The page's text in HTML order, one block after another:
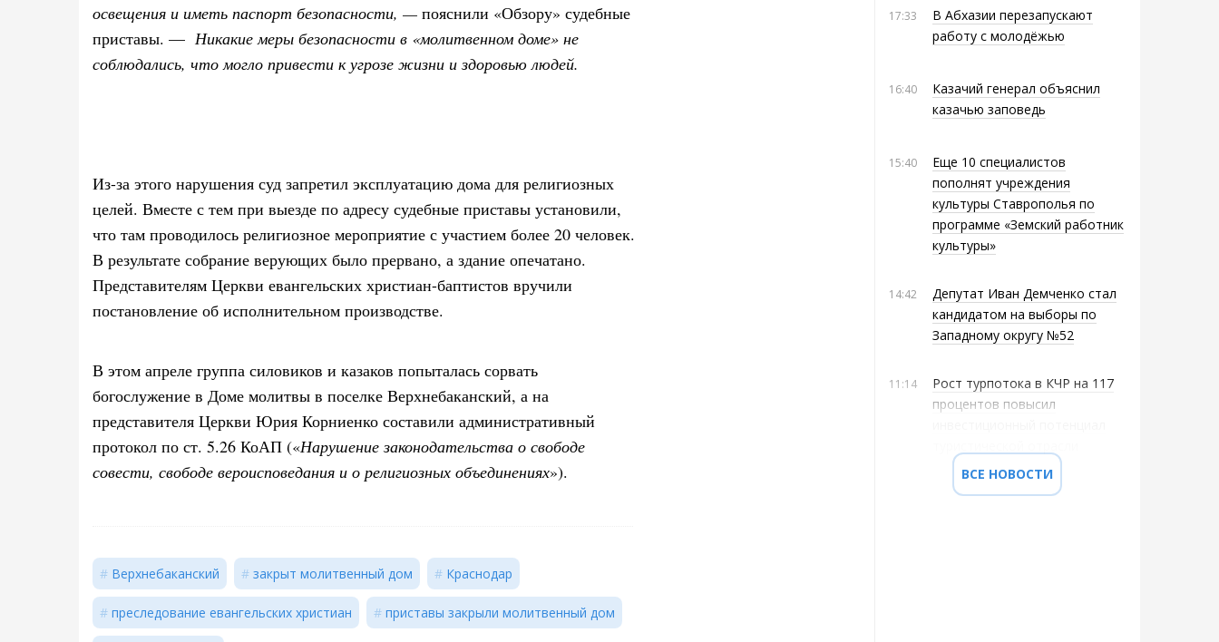
освещения и иметь паспорт безопасности, — пояснили «Обзору» судебные
приставы. — Никакие меры безопасности в «молитвенном доме» не
соблюдались, что могло привести к угрозе жизни и здоровью людей.
Из-за этого нарушения суд запретил эксплуатацию дома для религиозных
целей. Вместе с тем при выезде по адресу судебные приставы установили,
что там проводилось религиозное мероприятие с участием более 20 человек.
В результате собрание верующих было прервано, а здание опечатано.
Представителям Церкви евангельских христиан-баптистов вручили
постановление об исполнительном производстве.
В этом апреле группа силовиков и казаков попыталась сорвать
богослужение в Доме молитвы в поселке Верхнебаканский, а на
представителя Церкви Юрия Корниенко составили административный
протокол по ст. 5.26 КоАП («Нарушение законодательства о свободе
совести, свободе вероисповедания и о религиозных объединениях»).
Верхнебаканский закрыт молитвенный дом Краснодар
преследование евангельских христиан приставы закрыли молитвенный дом
17:33
В Абхазии перезапускают
работу с молодёжью
16:40
Казачий генерал объяснил
казачью заповедь
15:40
Еще 10 специалистов
пополнят учреждения
культуры Ставрополья по
программе «Земский работник
культуры»
14:42
Депутат Иван Демченко стал
кандидатом на выборы по
Западному округу №52
11:14
Рост турпотока в КЧР на 117
процентов повысил
ВСЕ НОВОСТИ